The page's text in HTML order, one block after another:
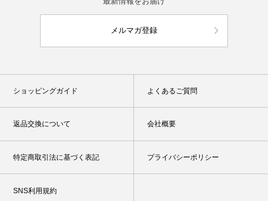
メルマガ登録
ショッピングガイド よくあるご質問
返品交換について 会社概要
特定商取引法に基づく表記 プライバシーポリシー
SNS利用規約